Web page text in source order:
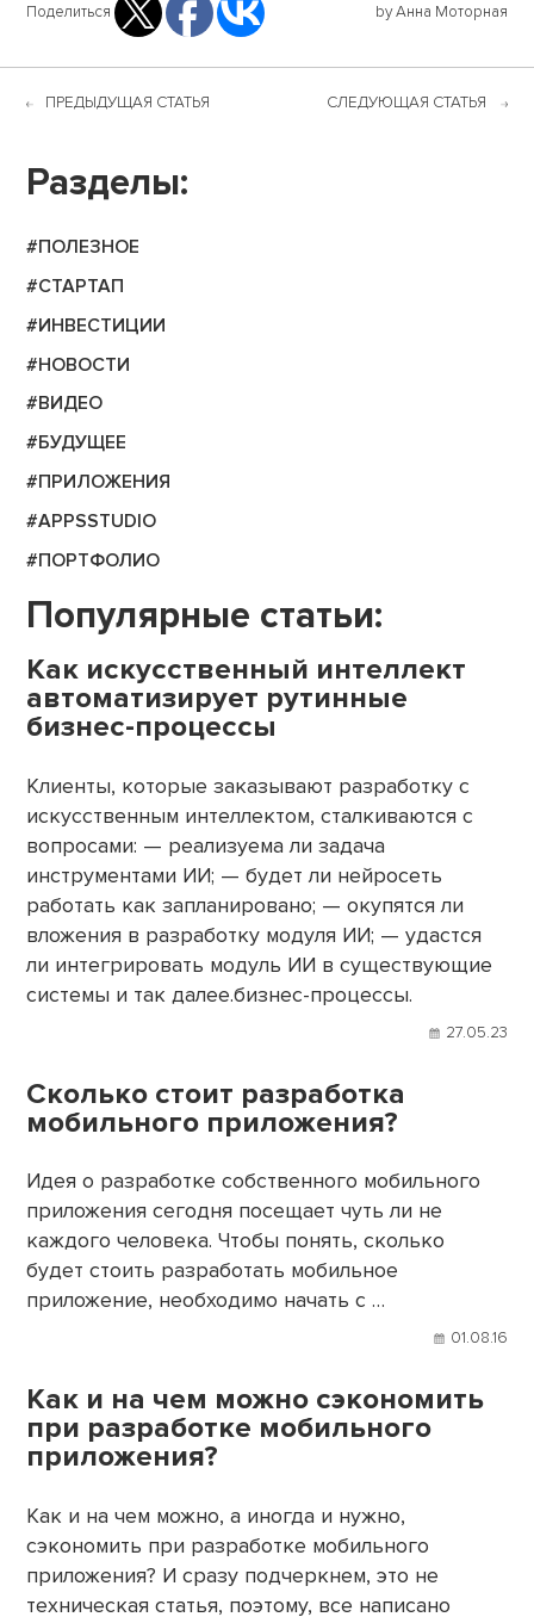
Поделиться by Анна Моторная
ПРЕДЫДУЩАЯ СТАТЬЯ СЛЕДУЮЩАЯ СТАТЬЯ
Разделы:
#ПОЛЕЗНОЕ
#СТАРТАП
#ИНВЕСТИЦИИ
#НОВОСТИ
#ВИДЕО
#БУДУЩЕЕ
#ПРИЛОЖЕНИЯ
#APPSSTUDIO
#ПОРТФОЛИО
Популярные статьи:
Как искусственный интеллект
автоматизирует рутинные
бизнес-процессы
Клиенты, которые заказывают разработку с
искусственным интеллектом, сталкиваются с
вопросами: — реализуема ли задача
инструментами ИИ; — будет ли нейросеть
работать как запланировано; — окупятся ли
вложения в разработку модуля ИИ; — удастся
ли интегрировать модуль ИИ в существующие
системы и так далее.бизнес-процессы.
27.05.23
Сколько стоит разработка
мобильного приложения?
Идея о разработке собственного мобильного
приложения сегодня посещает чуть ли не
каждого человека. Чтобы понять, сколько
будет стоить разработать мобильное
приложение, необходимо начать с …
01.08.16
Как и на чем можно сэкономить
при разработке мобильного
приложения?
Как и на чем можно, а иногда и нужно,
сэкономить при разработке мобильного
приложения? И сразу подчеркнем, это не
техническая статья, поэтому, все написано